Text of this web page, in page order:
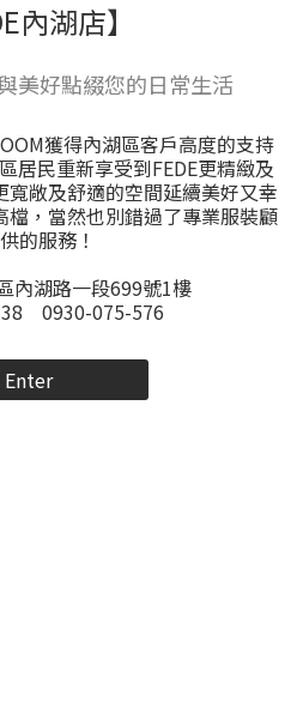
內湖店】
美好點綴您的日常生活
獲得內湖區客戶高度的支持
居民重新享受到FEDE更精緻及
敞及舒適的空間延續美好又幸
，當然也別錯過了專業服裝顧
的服務！
內湖路一段699號1樓
0930-075-576
Enter